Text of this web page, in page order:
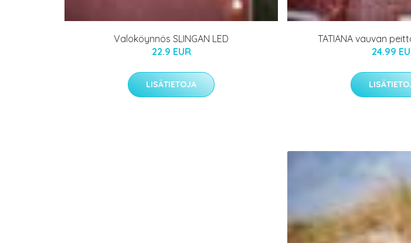
Valoköynnös SLINGAN LED
22.9 EUR
LISÄTIETOJA
TATIANA vauvan
24.99